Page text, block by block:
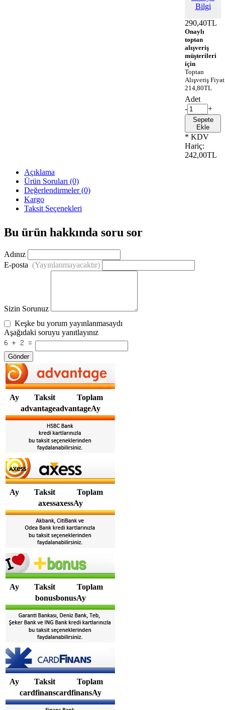
Bilgi
290,40TL
Onaylı
toptan
alışveriş
müşterileri
için
Toptan
Alışveriş
214,80TL
Adet
-
+
Sepete
Ekle
* KDV
Hariç:
242,00TL
Açıklama
Ürün Soruları (0)
Değerlendirmeler (0)
Kargo
Taksit Seçenekleri
Bu ürün hakkında soru sor
Adınız
E-posta (Yayınlanmayacaktır)
Sizin Sorunuz
Keşke bu yorum yayınlanmasaydı
Aşağıdaki soruyu yanıtlayınız
Gönder
Ay Taksit
Toplam
advantageadvantageAy
Ay Taksit
Toplam
axessaxessAy
Ay Taksit
Toplam
bonusbonusAy
Ay Taksit
Toplam
cardfinanscardfinansAy